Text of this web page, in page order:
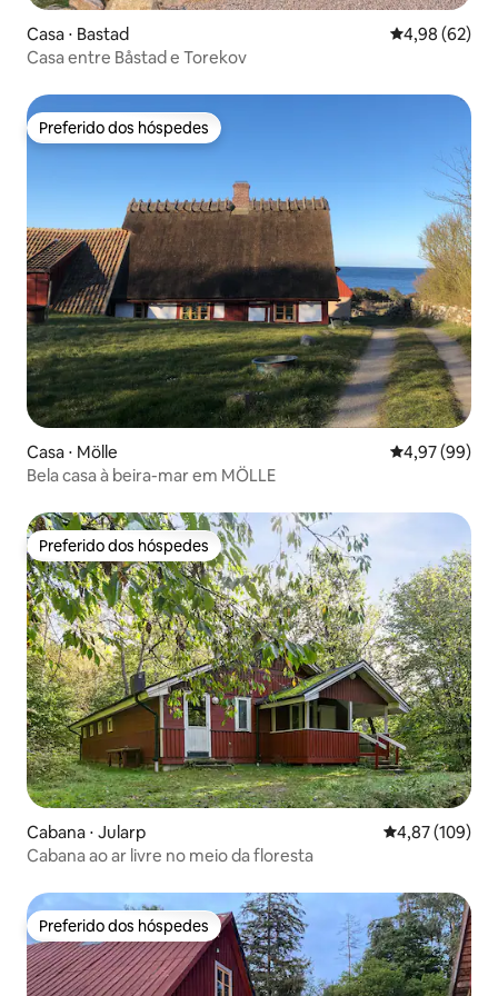
Casa ⋅ Bastad 4,98 de uma
4,98 (62)
Casa entre Båstad e Torekov
Preferido dos hóspedes
Preferido dos hóspedes
Casa ⋅ Mölle 4,97 de uma
4,97 (99)
Bela casa à beira-mar em MÖLLE
Preferido dos hóspedes
Preferido dos hóspedes
Cabana ⋅ Jularp 4,87 de uma
4,87 (109)
Cabana ao ar livre no meio da floresta
Preferido dos hóspedes
Preferido dos hóspedes